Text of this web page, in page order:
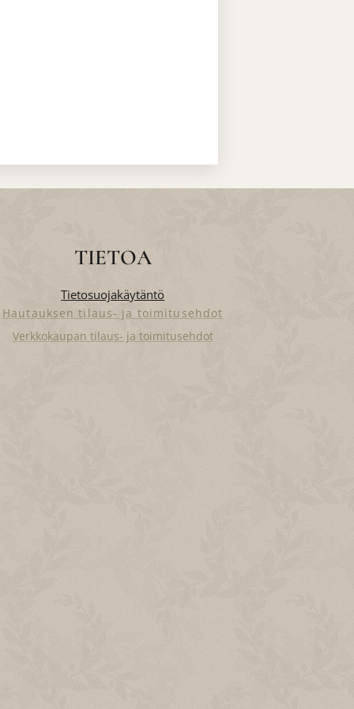
TIETOA
Tietosuojakäytäntö
Hautauksen tilaus- ja toimitusehdot
Verkkokaupan tilaus- ja toimitusehdot